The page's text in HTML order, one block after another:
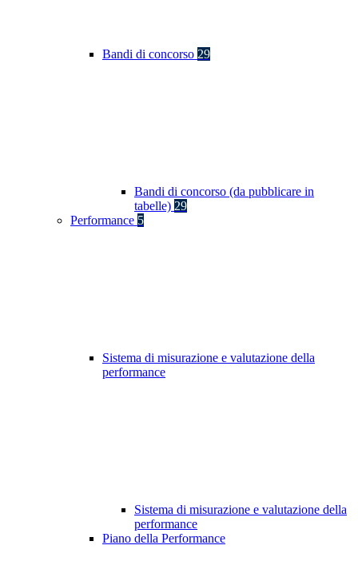
Bandi di concorso 29
Bandi di concorso (da pubblicare in
tabelle) 29
Performance 5
Sistema di misurazione e valutazione della
performance
Sistema di misurazione e valutazione della
performance
Piano della Performance